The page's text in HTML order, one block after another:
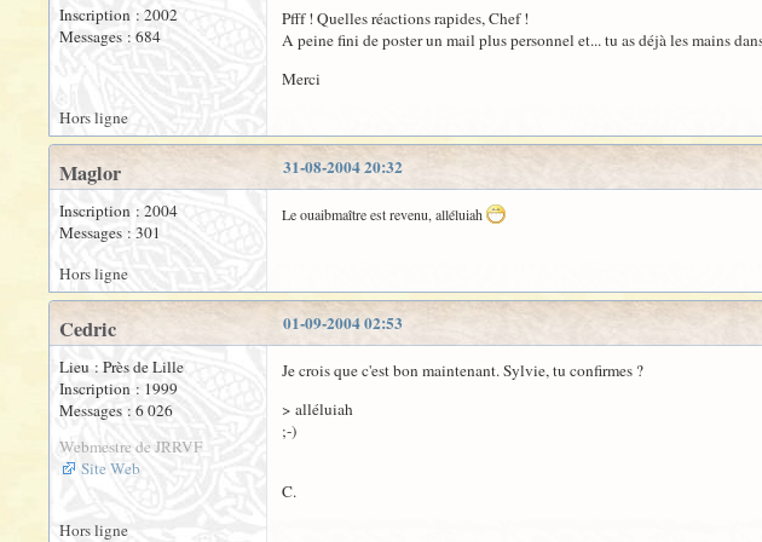
Inscription : 2002
Messages : 684
Pfff ! Quelles réactions rapides, Chef !
A peine fini de poster un mail plus personnel et... tu as déjà les mains
Merci
Hors ligne
31-08-2004 20:32
Maglor
Inscription : 2004
Messages : 301
Le ouaibmaître est revenu, alléluiah
Hors ligne
01-09-2004 02:53
Cedric
Lieu : Près de Lille
Inscription : 1999
Messages : 6 026
Webmestre de JRRVF
Site Web
Je crois que c'est bon maintenant. Sylvie, tu confirmes ?
> alléluiah
;-)
C.
Hors ligne